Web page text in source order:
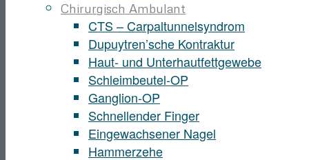
Chirurgisch Ambulant
CTS – Carpaltunnelsyndrom
Dupuytren’sche Kontraktur
Haut- und Unterhautfettgewebe
Schleimbeutel-OP
Ganglion-OP
Schnellender Finger
Eingewachsener Nagel
Hammerzehe